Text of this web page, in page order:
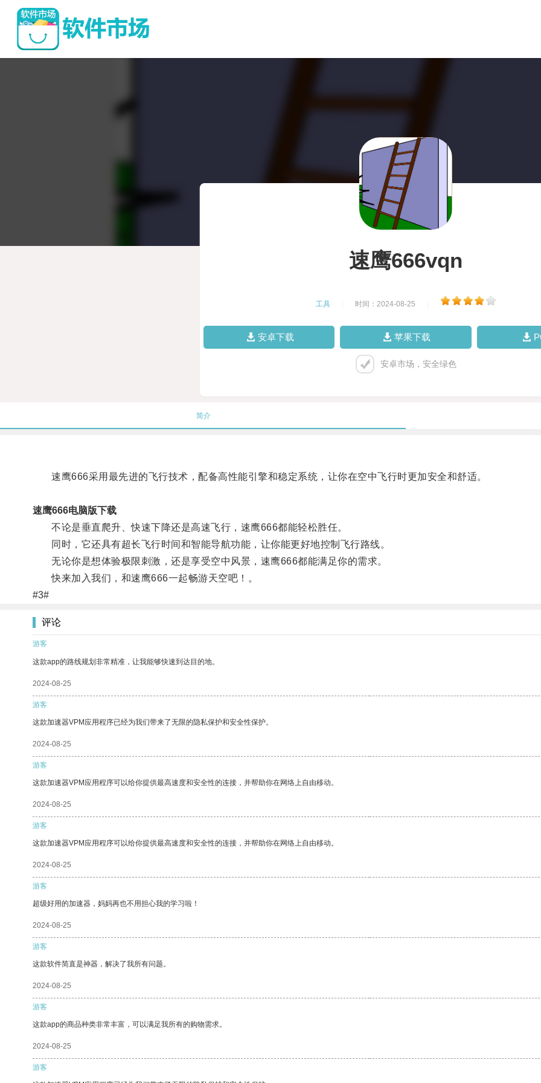
速鹰666vqn
工具 时间：2024-08-25
安卓下载 苹果下载
安卓市场，安全绿色
简介
速鹰666采用最先进的飞行技术，配备高性能引擎和稳定系统，让你在空中飞行时更加安全和舒适。
速鹰666电脑版下载
不论是垂直爬升、快速下降还是高速飞行，速鹰666都能轻松胜任。
同时，它还具有超长飞行时间和智能导航功能，让你能更好地控制飞行路线。
无论你是想体验极限刺激，还是享受空中风景，速鹰666都能满足你的需求。
快来加入我们，和速鹰666一起畅游天空吧！。
#3#
评论
游客
这款app的路线规划非常精准，让我能够快速到达目的地。
2024-08-25
游客
这款加速器VPM应用程序已经为我们带来了无限的隐私保护和安全性保护。
2024-08-25
游客
这款加速器VPM应用程序可以给你提供最高速度和安全性的连接，并帮助你在网络上自由移动。
2024-08-25
游客
这款加速器VPM应用程序可以给你提供最高速度和安全性的连接，并帮助你在网络上自由移动。
2024-08-25
游客
超级好用的加速器，妈妈再也不用担心我的学习啦！
2024-08-25
游客
这款软件简直是神器，解决了我所有问题。
2024-08-25
游客
这款app的商品种类非常丰富，可以满足我所有的购物需求。
2024-08-25
游客